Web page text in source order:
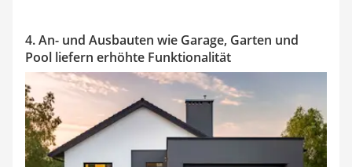
4. An- und Ausbauten wie Garage, Garten und
Pool liefern erhöhte Funktionalität